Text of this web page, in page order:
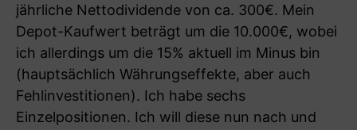
jährliche Nettodividende von ca. 300€. Mein
Depot-Kaufwert beträgt um die 10.000€, wobei
ich allerdings um die 15% aktuell im Minus bin
(hauptsächlich Währungseffekte, aber auch
Fehlinvestitionen). Ich habe sechs
Einzelpositionen. Ich will diese nun nach und